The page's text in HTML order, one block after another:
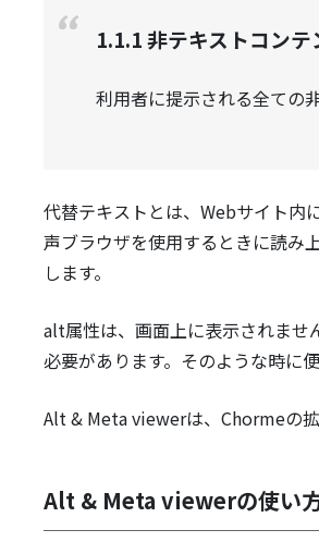
1.1.1 非テキストコンテ
利用者に提示される全ての
代替テキストとは、Webサイト内
声ブラウザを使用するときに読み
します。
alt属性は、画面上に表示されませ
必要があります。そのような時に
Alt & Meta viewerは、Chormeの拡
Alt & Meta viewerの使い